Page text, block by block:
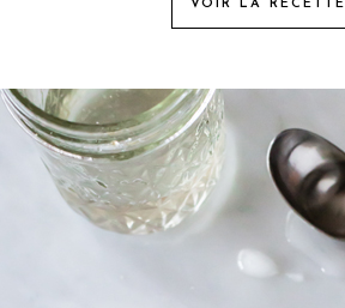
VOIR LA RECETTE